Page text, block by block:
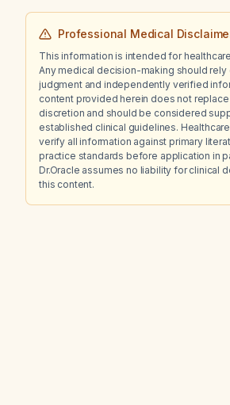
Professional Medical
This information is intended for
Any medical decision-making should rely
judgment and independently verified
content provided herein does not
discretion and should be considered
established clinical guidelines.
verify all information against primary
practice standards before application in
Dr.Oracle assumes no liability for clinical
this content.